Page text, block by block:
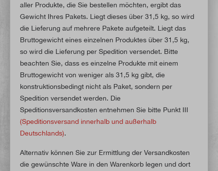
aller Produkte, die Sie bestellen möchten, ergibt das
Gewicht Ihres Pakets. Liegt dieses über 31,5 kg, so wird
die Lieferung auf mehrere Pakete aufgeteilt. Liegt das
Bruttogewicht eines einzelnen Produktes über 31,5 kg,
so wird die Lieferung per Spedition versendet. Bitte
beachten Sie, dass es einzelne Produkte mit einem
Bruttogewicht von weniger als 31,5 kg gibt, die
konstruktionsbedingt nicht als Paket, sondern per
Spedition versendet werden. Die
Speditionsversandkosten entnehmen Sie bitte Punkt III
(Speditionsversand innerhalb und außerhalb
Deutschlands).
Alternativ können Sie zur Ermittlung der Versandkosten
die gewünschte Ware in den Warenkorb legen und dort